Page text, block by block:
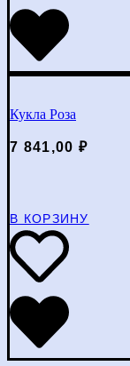
Кукла Роза
7 841,00 ₽
В КОРЗИНУ